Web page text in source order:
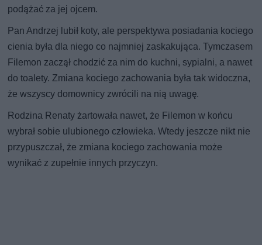
podążać za jej ojcem.
Pan Andrzej lubił koty, ale perspektywa posiadania kociego
cienia była dla niego co najmniej zaskakująca. Tymczasem
Filemon zaczął chodzić za nim do kuchni, sypialni, a nawet
do toalety. Zmiana kociego zachowania była tak widoczna,
że wszyscy domownicy zwrócili na nią uwagę.
Rodzina Renaty żartowała nawet, że Filemon w końcu
wybrał sobie ulubionego człowieka. Wtedy jeszcze nikt nie
przypuszczał, że zmiana kociego zachowania może
wynikać z zupełnie innych przyczyn.